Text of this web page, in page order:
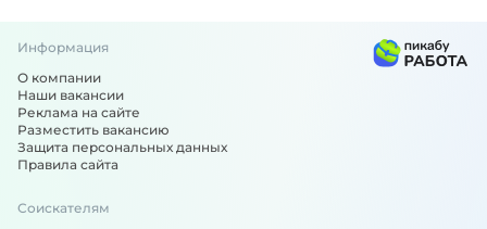
Вакансии по специальности: Оператор
Информация
О компании
Наши вакансии
Реклама на сайте
Разместить вакансию
Защита персональных данных
Правила сайта
Соискателям